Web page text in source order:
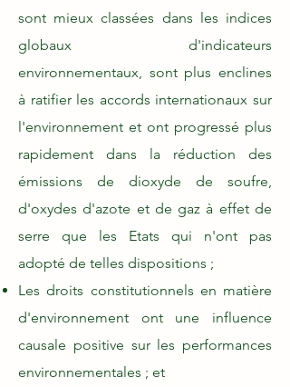
sont mieux classées dans les indices
globaux d'indicateurs
environnementaux, sont plus enclines
à ratifier les accords internationaux sur
l'environnement et ont progressé plus
rapidement dans la réduction des
émissions de dioxyde de soufre,
d'oxydes d'azote et de gaz à effet de
serre que les Etats qui n'ont pas
adopté de telles dispositions ;
Les droits constitutionnels en matière
d'environnement ont une influence
causale positive sur les performances
environnementales ; et